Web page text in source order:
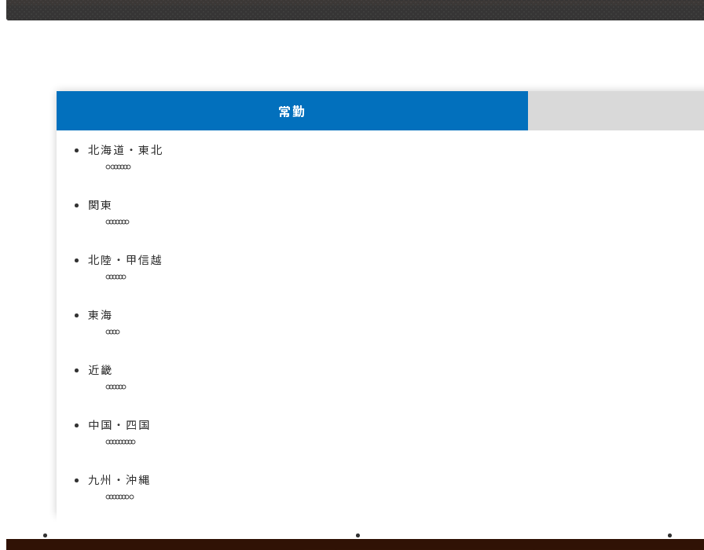
常勤
北海道・東北
関東
北陸・甲信越
東海
近畿
中国・四国
九州・沖縄